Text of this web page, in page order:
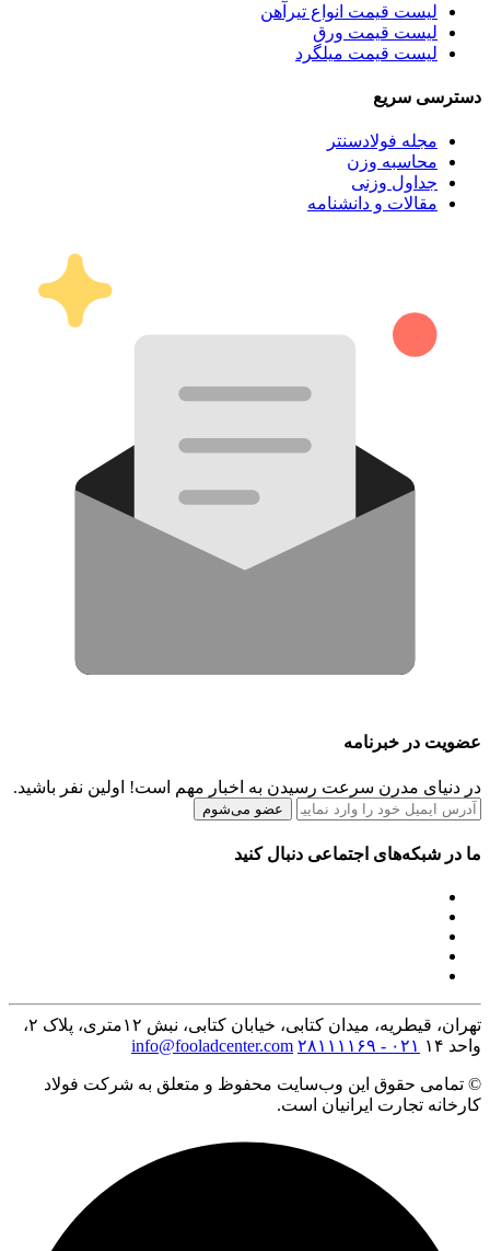
لیست قیمت انواع تیرآهن
لیست قیمت ورق
لیست قیمت میلگرد
دسترسی سریع
مجله فولادسنتر
محاسبه وزن
جداول وزنی
مقالات و دانشنامه
عضویت در خبرنامه
در دنیای مدرن سرعت رسیدن به اخبار مهم است! اولین نفر باشید.
عضو می‌شوم
ما در شبکه‌های اجتماعی دنبال کنید
تهران، قیطریه، میدان کتابی، خیابان کتابی، نبش ۱۲متری، پلاک ۲،
واحد ۱۴
۰۲۱ - ۲۸۱۱۱۱۶۹ info@fooladcenter.com
© تمامی حقوق این وب‌سایت محفوظ و متعلق به شرکت فولاد
کارخانه تجارت ایرانیان است.